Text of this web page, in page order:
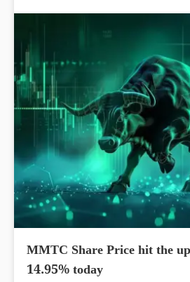
MMTC Share Price hit the
14.95% today